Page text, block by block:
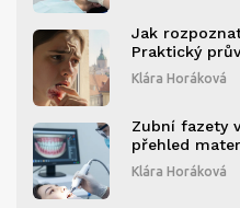
Jak
Praktický
dospělé
Klára Horáková
Zubní fazety
přehled
Klára Horáková